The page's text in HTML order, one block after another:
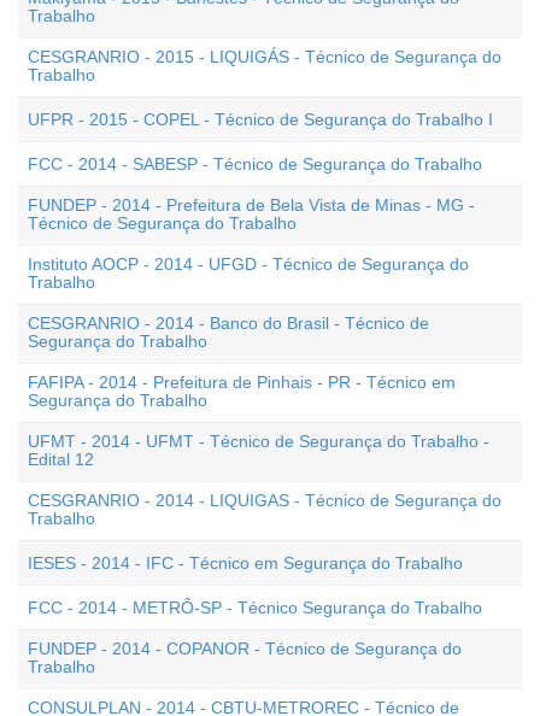
Trabalho
CESGRANRIO - 2015 - LIQUIGÁS - Técnico de Segurança do
Trabalho
UFPR - 2015 - COPEL - Técnico de Segurança do Trabalho I
FCC - 2014 - SABESP - Técnico de Segurança do Trabalho
FUNDEP - 2014 - Prefeitura de Bela Vista de Minas - MG -
Técnico de Segurança do Trabalho
Instituto AOCP - 2014 - UFGD - Técnico de Segurança do
Trabalho
CESGRANRIO - 2014 - Banco do Brasil - Técnico de
Segurança do Trabalho
FAFIPA - 2014 - Prefeitura de Pinhais - PR - Técnico em
Segurança do Trabalho
UFMT - 2014 - UFMT - Técnico de Segurança do Trabalho -
Edital 12
CESGRANRIO - 2014 - LIQUIGAS - Técnico de Segurança do
Trabalho
IESES - 2014 - IFC - Técnico em Segurança do Trabalho
FCC - 2014 - METRÔ-SP - Técnico Segurança do Trabalho
FUNDEP - 2014 - COPANOR - Técnico de Segurança do
Trabalho
CONSULPLAN - 2014 - CBTU-METROREC - Técnico de